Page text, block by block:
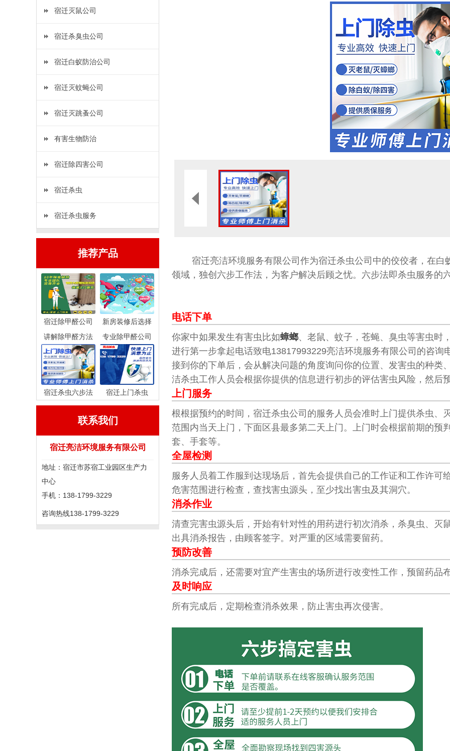
宿迁灭鼠公司
宿迁杀臭虫公司
宿迁白蚁防治公司
宿迁灭蚊蝇公司
宿迁灭跳蚤公司
有害生物防治
宿迁除四害公司
宿迁杀虫
宿迁杀虫服务
推荐产品
宿迁除甲醛公司
讲解除甲醛方法
新房装修后选择
专业除甲醛公司
宿迁杀虫六步法 宿迁上门杀虫
联系我们
宿迁亮洁环境服务有限公司
地址：宿迁市苏宿工业园区生产力
中心
手机：138-1799-3229
咨询热线138-1799-3229
宿迁亮洁环境服务有限公司作为宿迁杀虫公司中的佼佼者，在白
领域，独创六步工作法，为客户解决后顾之忧。六步法即杀虫服务的
电话下单
你家中如果发生有害虫比如蟑螂、老鼠、蚊子，苍蝇、臭虫等害虫时
进行第一步拿起电话致电13817993229亮洁环境服务有限公司的咨
接到你的下单后，会从解决问题的角度询问你的位置、发害虫的种类
洁杀虫工作人员会根据你提供的信息进行初步的评估害虫风险，然后
上门服务
根根据预约的时间，宿迁杀虫公司的服务人员会准时上门提供杀虫、
范围内当天上门，下面区县最多第二天上门。上门时会根据前期的预
套、手套等。
全屋检测
服务人员着工作服到达现场后，首先会提供自己的工作证和工作许可
危害范围进行检查，查找害虫源头，至少找出害虫及其洞穴。
消杀作业
清查完害虫源头后，开始有针对性的用药进行初次消杀，杀臭虫、灭
出具消杀报告，由顾客签字。对严重的区域需要留药。
预防改善
消杀完成后，还需要对宜产生害虫的场所进行改变性工作，预留药品
及时响应
所有完成后，定期检查消杀效果，防止害虫再次侵害。